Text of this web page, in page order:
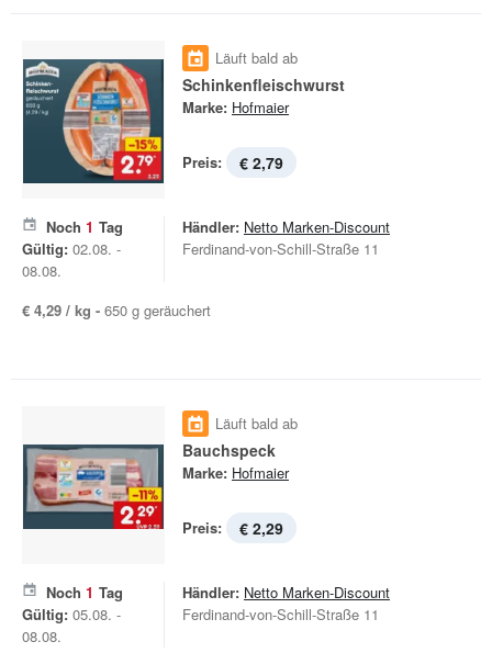
Läuft bald ab
Schinkenfleischwurst
Marke: Hofmaier
Preis: € 2,79
Noch 1 Tag
Gültig: 02.08. -
08.08.
Händler: Netto Marken-Discount
Ferdinand-von-Schill-Straße 11
€ 4,29 / kg - 650 g geräuchert
Läuft bald ab
Bauchspeck
Marke: Hofmaier
Preis: € 2,29
Noch 1 Tag
Gültig: 05.08. -
08.08.
Händler: Netto Marken-Discount
Ferdinand-von-Schill-Straße 11